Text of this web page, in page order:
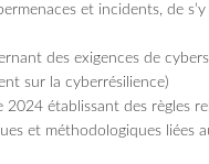
et incidents, de
des exigences de
sur la cyberrésilience)
établissant des règles
et méthodologiques liées